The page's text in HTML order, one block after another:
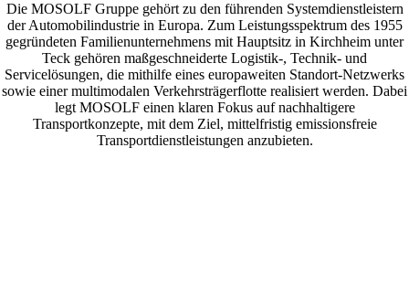
Die MOSOLF Gruppe gehört zu den führenden Systemdienstleistern
der Automobilindustrie in Europa. Zum Leistungsspektrum des 1955
gegründeten Familienunternehmens mit Hauptsitz in Kirchheim unter
Teck gehören maßgeschneiderte Logistik-, Technik- und
Servicelösungen, die mithilfe eines europaweiten Standort-Netzwerks
sowie einer multimodalen Verkehrsträgerflotte realisiert werden. Dabei
legt MOSOLF einen klaren Fokus aufnachhaltigere
Transportkonzepte, mit dem Ziel, mittelfristig emissionsfreie
Transportdienstleistungen anzubieten.